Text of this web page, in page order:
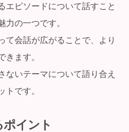
エピソードについて話すこと
力の一つです。
て会話が広がることで、より
きます。
ないテーマについて語り合え
トです。
イント